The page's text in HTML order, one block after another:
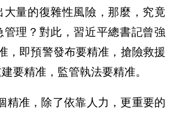
大量的復雜性風險，那麼，究竟
管理？對此，習近平總書記曾強
，即預警發布要精准，搶險救援
要精准，監管執法要精准。
精准，除了依靠人力，更重要的